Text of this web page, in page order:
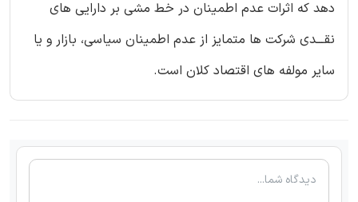
دهد که اثرات عدم اطمینان در خط مشی بر دارایی های
نقـــدی شرکت ها متمایز از عدم اطمینان سیاسی، بازار و یا
سایر مولفه های اقتصاد کلان است.